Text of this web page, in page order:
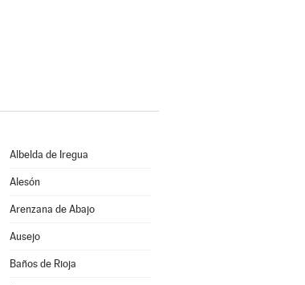
Albelda de Iregua
Alesón
Arenzana de Abajo
Ausejo
Baños de Rioja